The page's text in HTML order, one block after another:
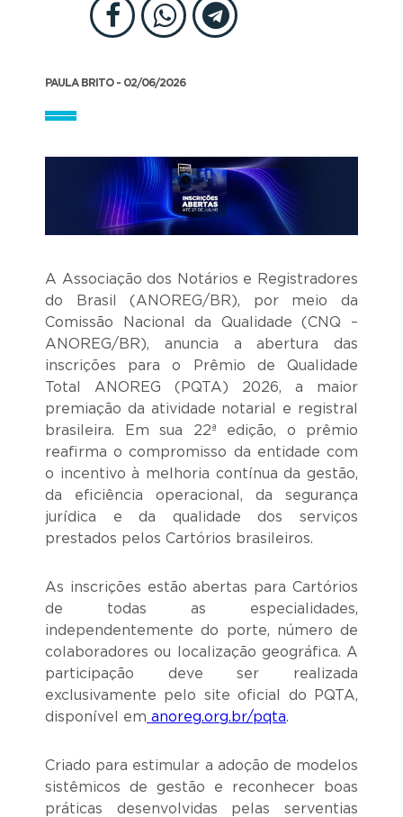
PAULA BRITO - 02/06/2026
A Associação dos Notários e Registradores
do Brasil (ANOREG/BR), por meio da
Comissão Nacional da Qualidade (CNQ –
ANOREG/BR), anuncia a abertura das
inscrições para o Prêmio de Qualidade
Total ANOREG (PQTA) 2026, a maior
premiação da atividade notarial e registral
brasileira. Em sua 22ª edição, o prêmio
reafirma o compromisso da entidade com
o incentivo à melhoria contínua da gestão,
da eficiência operacional, da segurança
jurídica e da qualidade dos serviços
prestados pelos Cartórios brasileiros.
As inscrições estão abertas para Cartórios
de todas as especialidades,
independentemente do porte, número de
colaboradores ou localização geográfica. A
participação deve ser realizada
exclusivamente pelo site oficial do PQTA,
disponível em anoreg.org.br/pqta.
Criado para estimular a adoção de modelos
sistêmicos de gestão e reconhecer boas
práticas desenvolvidas pelas serventias